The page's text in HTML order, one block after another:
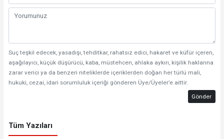
Suç teşkil edecek, yasadışı, tehditkar, rahatsız edici, hakaret ve küfür içeren,
aşağılayıcı, küçük düşürücü, kaba, müstehcen, ahlaka aykırı, kişilik haklarına
zarar verici ya da benzeri niteliklerde içeriklerden doğan her türlü mali,
hukuki, cezai, idari sorumluluk içeriği gönderen Üye/Üyeler’e aittir.
Gönder
Tüm Yazıları